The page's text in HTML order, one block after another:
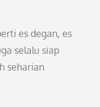
es degan, es
selalu siap
seharian